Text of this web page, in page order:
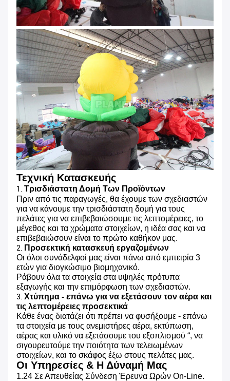
Τεχνική Κατασκευής
1. Τρισδιάστατη Δομή Των Προϊόντων
Πριν από τις παραγωγές, θα έχουμε των σχεδιαστών
για να κάνουμε την τρισδιάστατη δομή για τους
πελάτες για να επιβεβαιώσουμε τις λεπτομέρειες, το
μέγεθος και τα χρώματα στοιχείων, η ιδέα σας και να
επιβεβαιώσουν είναι το πρώτο καθήκον μας.
2. Προσεκτική κατασκευή εργαζομένων
Οι όλοι συνάδελφοί μας είναι πάνω από εμπειρία 3
ετών για διογκώσιμο βιομηχανικό.
Ράβουν όλα τα στοιχεία στα υψηλές πρότυπα
εξαγωγής και την επιμόρφωση των σχεδιαστών.
3. Χτύπημα - επάνω για να εξετάσουν τον αέρα και
τις λεπτομέρειες προσεκτικά
Κάθε ένας διατάζει ότι πρέπει να φυσήξουμε - επάνω
τα στοιχεία με τους ανεμιστήρες αέρα, εκτύπωση,
αέρας και υλικό να εξετάσουμε του εξοπλισμού “, να
σιγουρευτούμε την ποιότητα των τελειωμένων
στοιχείων, και το σκάφος έξω στους πελάτες μας.
Οι Υπηρεσίες & Η Δύναμή Μας
1.24 Σε Απευθείας Σύνδεση Έρευνα Ωρών On-Line.